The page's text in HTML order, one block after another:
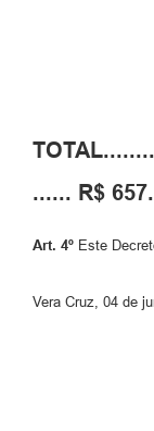
...... R$
Art. 4º Este
Vera Cruz, 04 de